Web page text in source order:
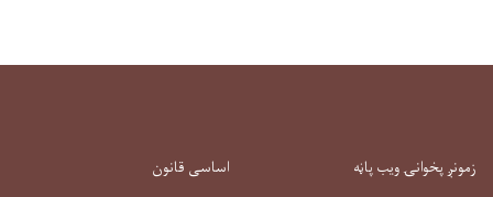
زمونږ پخوانۍ ویب پاڼه
اساسی قانون